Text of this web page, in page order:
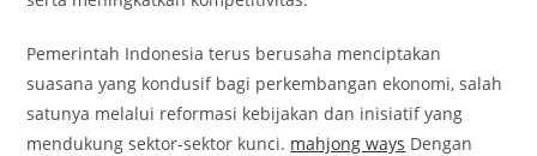
Pemerintah Indonesia terus berusaha menciptakan
suasana yang kondusif bagi perkembangan ekonomi, salah
satunya melalui reformasi kebijakan dan inisiatif yang
mendukung sektor-sektor kunci. mahjong ways Dengan